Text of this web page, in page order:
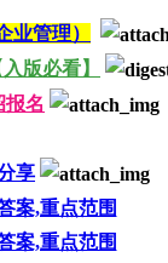
业管理）
版必看】
报名
享
案,重点范围
案,重点范围